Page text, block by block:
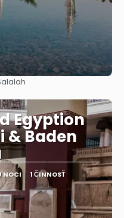
Egyption
& Baden
NOCI 1 ČINNOSŤ